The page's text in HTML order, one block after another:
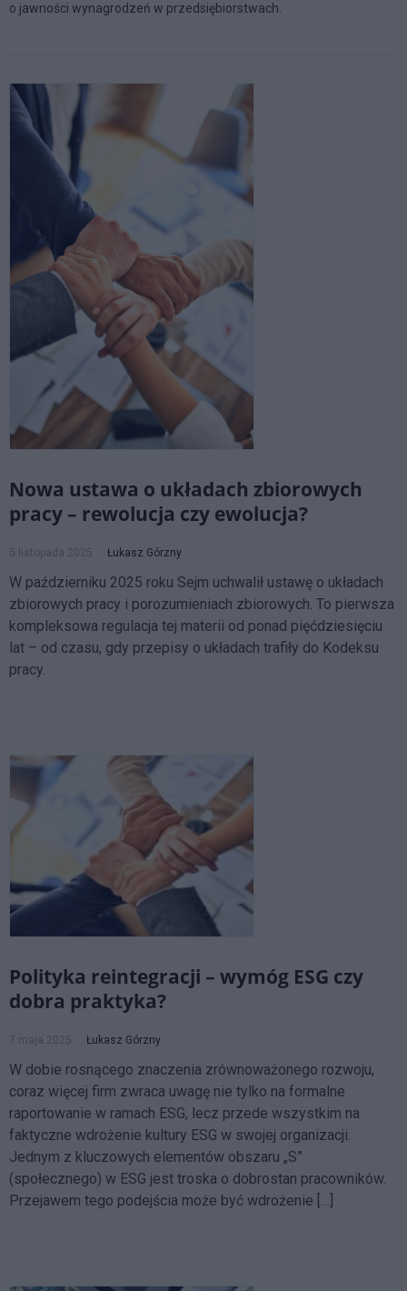
o jawności wynagrodzeń w przedsiębiorstwach.
Nowa ustawa o układach zbiorowych
pracy – rewolucja czy ewolucja?
5 listopada 2025 Łukasz Górzny
W październiku 2025 roku Sejm uchwalił ustawę o układach
zbiorowych pracy i porozumieniach zbiorowych. To pierwsza
kompleksowa regulacja tej materii od ponad pięćdziesięciu
lat – od czasu, gdy przepisy o układach trafiły do Kodeksu
pracy.
Polityka reintegracji – wymóg ESG czy
dobra praktyka?
7 maja 2025 Łukasz Górzny
W dobie rosnącego znaczenia zrównoważonego rozwoju,
coraz więcej firm zwraca uwagę nie tylko na formalne
raportowanie w ramach ESG, lecz przede wszystkim na
faktyczne wdrożenie kultury ESG w swojej organizacji.
Jednym z kluczowych elementów obszaru „S”
(społecznego) w ESG jest troska o dobrostan pracowników.
Przejawem tego podejścia może być wdrożenie […]